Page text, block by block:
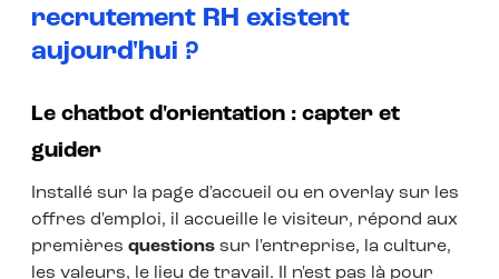
recrutement RH existent
aujourd'hui ?
Le chatbot d'orientation : capter et
guider
Installé sur la page d'accueil ou en overlay sur les
offres d'emploi, il accueille le visiteur, répond aux
premières questionssur l'entreprise, la culture,
les valeurs, le lieu de travail. Il n'est pas là pour